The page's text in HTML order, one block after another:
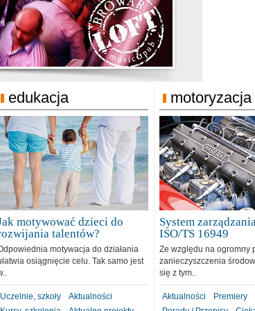
edukacja
motywować dzieci do
talentów?
motywacja do działania
osiągnięcie celu. Tak samo jest
Uczelnie, szkoły
Aktualności
motoryzacja
System
ISO/TS 16949
Ze względu na ogromny
zanieczyszczenia
się z tym..
Aktualności Premiery